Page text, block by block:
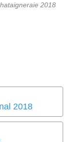
2018
2018